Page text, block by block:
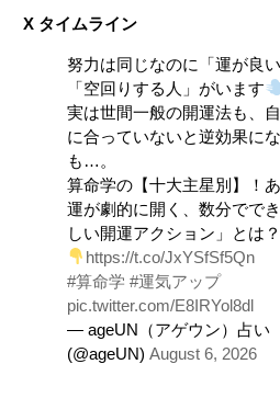
興味のある分野で、熟練を志す
なくではなく、そこに集中に、
とで、才能が開花します。
X タイムライン
努力は同じなのに「運が良
「空回りする人」がいます
実は世間一般の開運法も、
に合っていないと逆効果に
も…。
算命学の【十大主星別】！
運が劇的に開く、数分でで
しい開運アクション」とは？
https://t.co/JxYSfSf5Qn
#算命学 #運気アップ
pic.twitter.com/E8IRYol8dl
— ageUN（アゲウン）占い
(@ageUN) August 6, 2026